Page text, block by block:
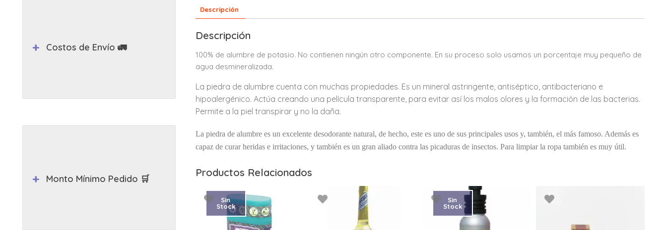
Descripción
Descripción
100% de alumbre de potasio. No contienen ningún otro componente. En su proceso solo usamos un porcentaje muy pequeño de
agua desmineralizada.
La piedra de alumbre cuenta con muchas propiedades. Es un mineral astringente, antiséptico, antibacteriano e
hipoalergénico. Actúa creando una película transparente, para evitar así los malos olores y la formación de las bacterias.
Permite a la piel transpirar y no la daña.
La piedra de alumbre es un excelente desodorante natural, de hecho, este es uno de sus principales usos y, también, el más famoso. Además es
capaz de curar heridas e irritaciones, y también es un gran aliado contra las picaduras de insectos. Para limpiar la ropa también es muy útil.
Productos Relacionados
Sin
Stock
Sin
Stock
Costos de Envío 🚛
Monto Mínimo Pedido 🛒